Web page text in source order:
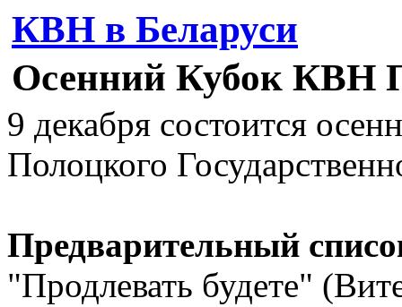
КВН в Беларуси
Осенний Кубок КВН
9 декабря состоится
Полоцкого
Предварительный
"Продлевать будете"